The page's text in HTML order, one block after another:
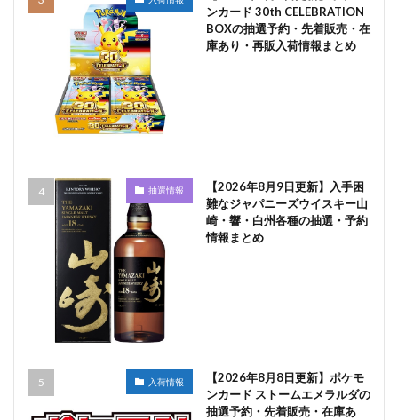
ンカード 30th CELEBRATION
BOXの抽選予約・先着販売・在
庫あり・再販入荷情報まとめ
抽選情報
【2026年8月9日更新】入手困
難なジャパニーズウイスキー山
崎・響・白州各種の抽選・予約
情報まとめ
入荷情報
【2026年8月8日更新】ポケモ
ンカード ストームエメラルダの
抽選予約・先着販売・在庫あ